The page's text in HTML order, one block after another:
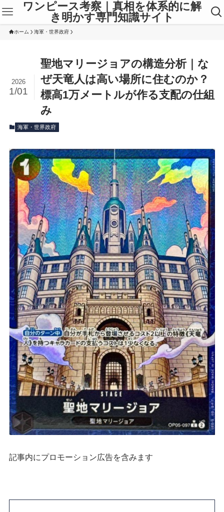
ワンピース考察｜真相を体系的に解
き明かす専門知識サイト
ホーム 海軍・世界政府
聖地マリージョアの構造分析｜な
ぜ天竜人は高い場所に住むのか？
標高1万メートルが作る支配の仕組
み
2026
1/01
海軍・世界政府
記事内にプロモーション広告を含みます